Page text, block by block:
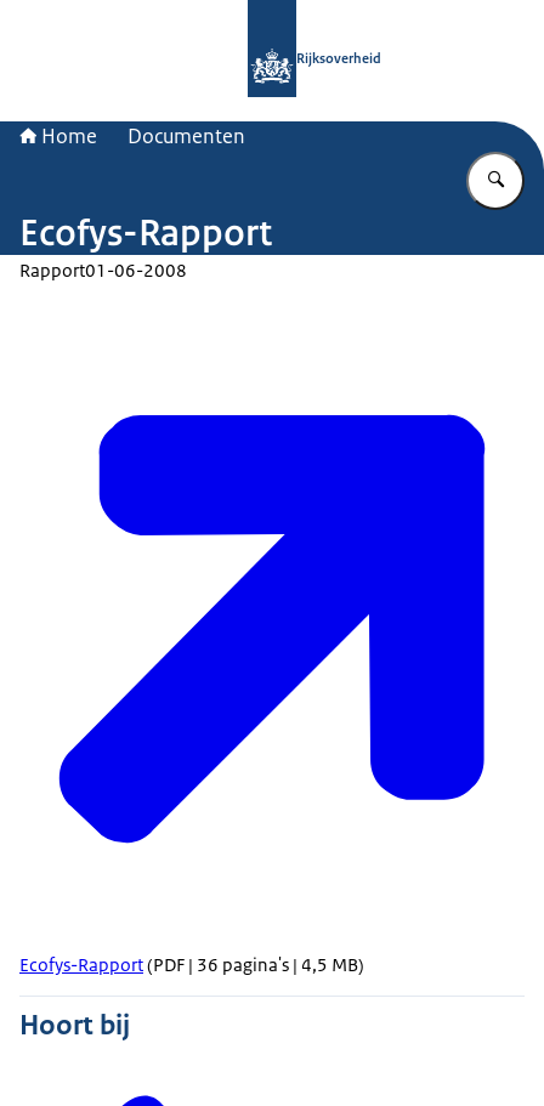
Rijksoverheid
Home Documenten
Ecofys-Rapport
Rapport01-06-2008
Ecofys-Rapport(PDF | 36 pagina's | 4,5 MB)
Hoort bij